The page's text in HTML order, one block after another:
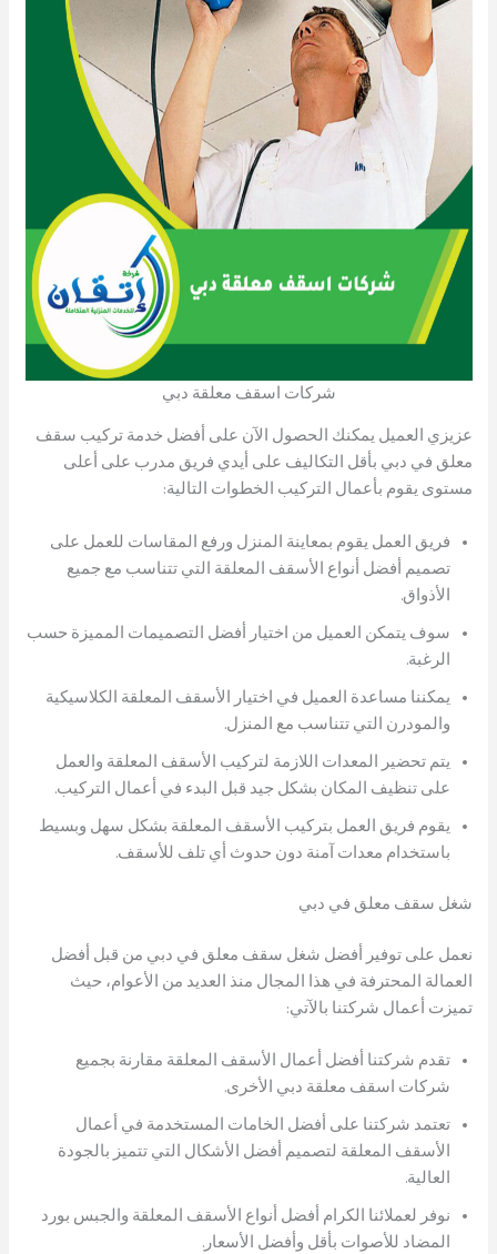
شركات اسقف معلقة دبي
عزيزي العميل يمكنك الحصول الآن على أفضل خدمة تركيب سقف
معلق في دبي بأقل التكاليف على أيدي فريق مدرب على أعلى
مستوى يقوم بأعمال التركيب الخطوات التالية:
فريق العمل يقوم بمعاينة المنزل ورفع المقاسات للعمل على
تصميم أفضل أنواع الأسقف المعلقة التي تتناسب مع جميع
الأذواق.
سوف يتمكن العميل من اختيار أفضل التصميمات المميزة حسب
الرغبة.
يمكننا مساعدة العميل في اختيار الأسقف المعلقة الكلاسيكية
والمودرن التي تتناسب مع المنزل.
يتم تحضير المعدات اللازمة لتركيب الأسقف المعلقة والعمل
على تنظيف المكان بشكل جيد قبل البدء في أعمال التركيب.
يقوم فريق العمل بتركيب الأسقف المعلقة بشكل سهل وبسيط
باستخدام معدات آمنة دون حدوث أي تلف للأسقف.
شغل سقف معلق في دبي
نعمل على توفير أفضل شغل سقف معلق في دبي من قبل أفضل
العمالة المحترفة في هذا المجال منذ العديد من الأعوام، حيث
تميزت أعمال شركتنا بالآتي:
تقدم شركتنا أفضل أعمال الأسقف المعلقة مقارنة بجميع
شركات اسقف معلقة دبي الأخرى.
تعتمد شركتنا على أفضل الخامات المستخدمة في أعمال
الأسقف المعلقة لتصميم أفضل الأشكال التي تتميز بالجودة
العالية.
نوفر لعملائنا الكرام أفضل أنواع الأسقف المعلقة والجبس بورد
المضاد للأصوات بأقل وأفضل الأسعار.